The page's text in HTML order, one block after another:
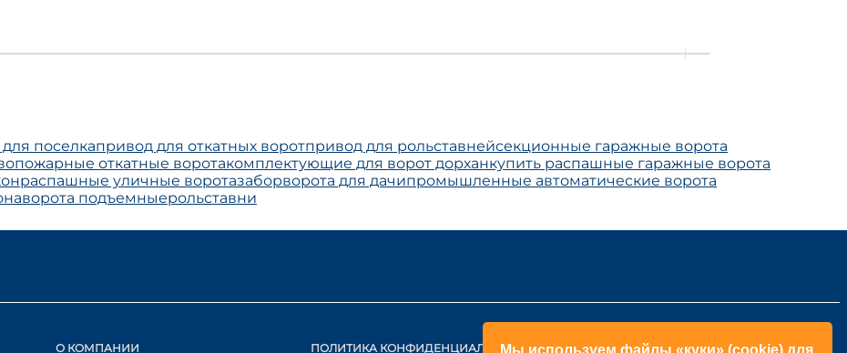
Мы используем файлы «куки» (cookie) для
поселкапривод для откатных воротпривод для рольставнейсекционные гаражные ворота
откатные воротакомплектующие для ворот дорханкупить распашные гаражные ворота
распашные уличные воротазаборворота для дачипромышленные автоматические ворота
ворота подъемныерольставни
О КОМПАНИИ ПОЛИТИКА КОНФИДЕНЦИАЛЬНОСТИ КОНТАКТЫ